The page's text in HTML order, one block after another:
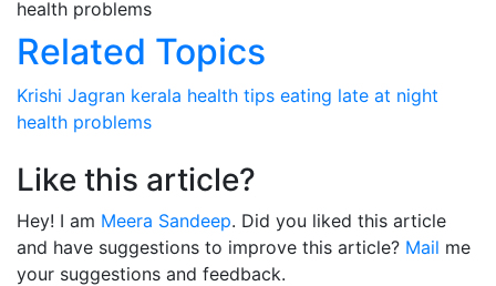
health problems
Related Topics
Krishi Jagran kerala health tips eating late at night
health problems
Like this article?
Hey! I am Meera Sandeep. Did you liked this article
and have suggestions to improve this article? Mail me
your suggestions and feedback.